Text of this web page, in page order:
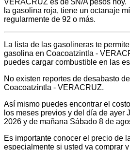
la gasolina roja, tiene un octanaje
regularmente de 92 o más.
La lista de las gasolineras te
gasolina en Coacoatzintla -
puedes cargar combustible en las
No existen reportes de desabasto
Coacoatzintla - VERACRUZ.
Así mismo puedes encontrar el
los meses previos y del día de ayer
2026 y de mañana Sábado 8 de
Es importante conocer el precio de
especialmente si usted va comprar